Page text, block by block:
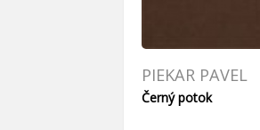
PIEKAR PAVEL
Černý potok